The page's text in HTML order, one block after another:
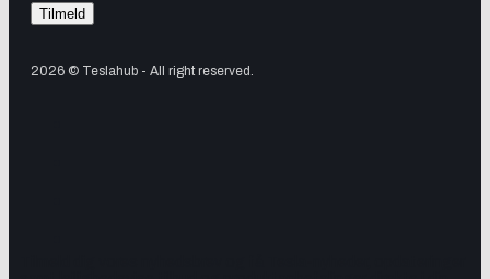
2026 © Teslahub - All right reserved.